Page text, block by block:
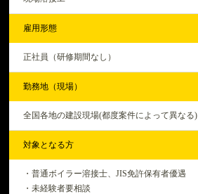
雇用形態
正社員（研修期間なし）
勤務地（現場）
全国各地の建設現場(都度案件によって異なる)
対象となる方
・普通ボイラー溶接士、JIS免許保有者優遇
・未経験者要相談